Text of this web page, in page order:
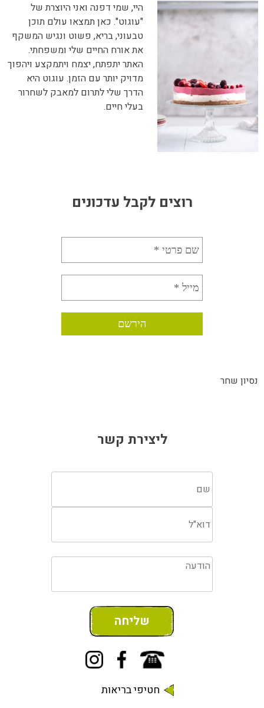
היי, שמי דפנה ואני היוצרת של
"עוגוט". כאן תמצאו עולם תוכן
טבעוני, בריא, פשוט ונגיש המשקף
את אורח החיים שלי ומשפחתי.
האתר יתפתח, יצמח ויתמקצע ויהפוך
מדויק יותר עם הזמן. עוגוט היא
הדרך שלי לתרום למאבק לשחרור
בעלי חיים.
רוצים לקבל עדכונים
נסיון שחר
ליצירת קשר
חטיפי בריאות